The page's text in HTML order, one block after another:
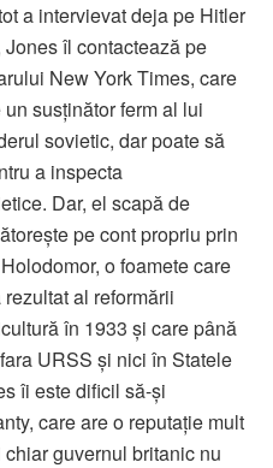
a intervievat deja pe Hitler
îl contactează pe
New York Times, care
susținător ferm al lui
sovietic, dar poate să
a inspecta
Dar, el scapă de
pe cont propriu prin
o foamete care
al reformării
în 1933 și care până
URSS și nici în Statele
îi este dificil să-și
care are o reputație mult
guvernul britanic nu